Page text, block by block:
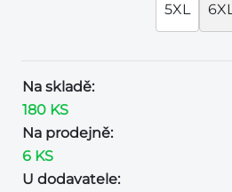
5XL
Na skladě:
180 KS
Na prodejně:
6 KS
U dodavatele: